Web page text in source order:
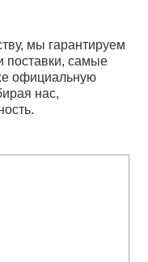
мы гарантируем
поставки, самые
официальную
нас,